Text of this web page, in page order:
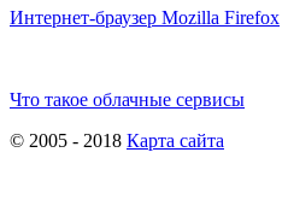
Интернет-браузер Mozilla Firefox
Что такое облачные сервисы
© 2005 - 2018 Карта сайта